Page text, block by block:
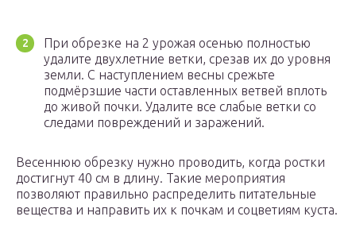
При обрезке на 2 урожая осенью полностью
удалите двухлетние ветки, срезав их до уровня
земли. С наступлением весны срежьте
подмёрзшие части оставленных ветвей вплоть
до живой почки. Удалите все слабые ветки со
следами повреждений и заражений.
Весеннюю обрезку нужно проводить, когда ростки
достигнут 40 см в длину. Такие мероприятия
позволяют правильно распределить питательные
вещества и направить их к почкам и соцветиям куста.